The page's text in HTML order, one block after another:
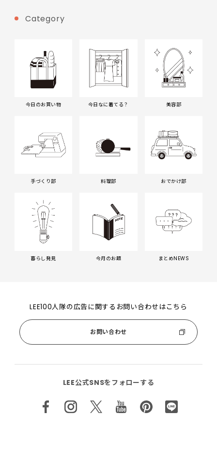
Category
今日のお買い物 今日なに着てる？ 美容部
手づくり部 料理部 おでかけ部
暮らし発見 今月のお題 まとめNEWS
LEE100人隊の広告に関するお問い合わせはこちら
お問い合わせ
LEE公式SNSをフォローする